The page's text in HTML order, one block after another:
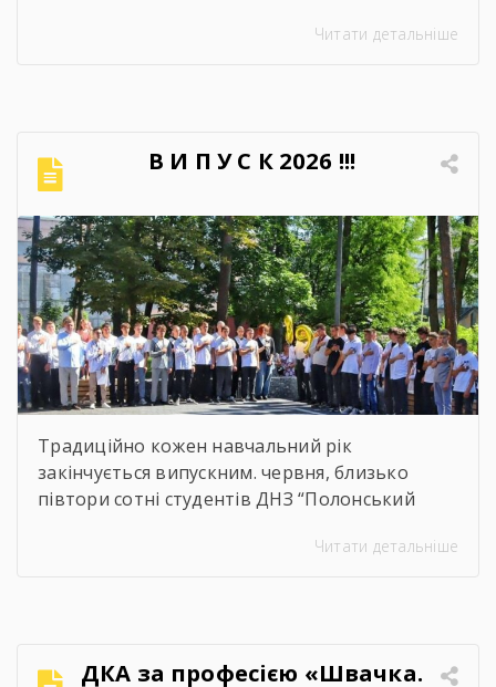
рік». Метою проведення засідання було
навчальних досягнень студентів,
ефективність роботи педагогічного
колективу, стан виховної та методичної
роботи. Дякуємо всім […]
Читати детальніше
В И П У С К 2026 !!!
Традиційно кожен навчальний рік
закінчується випускним. червня, близько
півтори сотні студентів ДНЗ “Полонський
одержали дипломи кваліфікованихЧитати детальніше
ДКА за професією «Швачка.